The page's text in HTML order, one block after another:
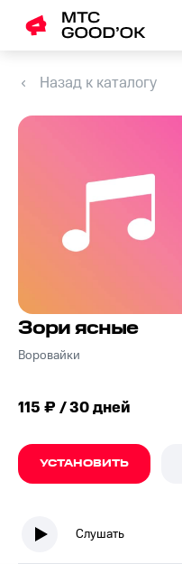
Назад к каталогу
Зори ясные
Воровайки
115 ₽ / 30 дней
УСТАНОВИТЬ
Слушать